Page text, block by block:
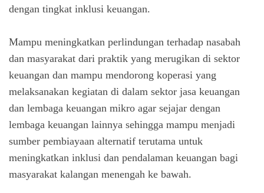
dengan tingkat inklusi keuangan.
Mampu meningkatkan perlindungan terhadap nasabah
dan masyarakat dari praktik yang merugikan di sektor
keuangan dan mampu mendorong koperasi yang
melaksanakan kegiatan di dalam sektor jasa keuangan
dan lembaga keuangan mikro agar sejajar dengan
lembaga keuangan lainnya sehingga mampu menjadi
sumber pembiayaan alternatif terutama untuk
meningkatkan inklusi dan pendalaman keuangan bagi
masyarakat kalangan menengah ke bawah.